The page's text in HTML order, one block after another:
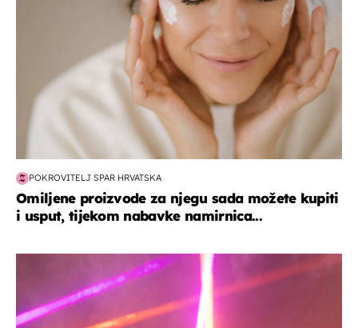
POKROVITELJ SPAR HRVATSKA
Omiljene proizvode za njegu sada možete kupiti
i usput, tijekom nabavke namirnica...